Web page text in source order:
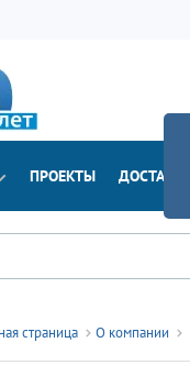
ПРОЕКТЫ ДОСТАВКА
страница О компании